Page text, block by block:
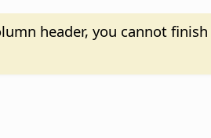
header, you cannot